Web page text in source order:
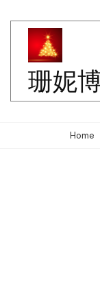
content
(Press
Enter)
珊妮
Home